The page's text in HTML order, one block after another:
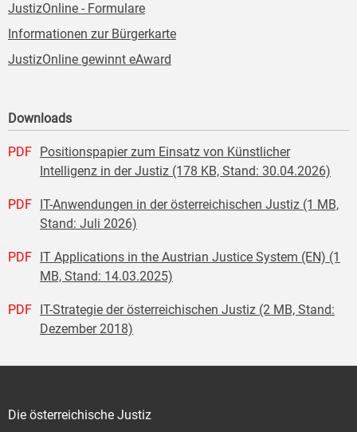
JustizOnline - Formulare
Informationen zur Bürgerkarte
JustizOnline gewinnt eAward
Downloads
PDF
Positionspapier zum Einsatz von Künstlicher
Intelligenz in der Justiz (178 KB, Stand: 30.04.2026)
PDF
IT-Anwendungen in der österreichischen Justiz (1 MB,
Stand: Juli 2026)
PDF
IT Applications in the Austrian Justice System (EN) (1
MB, Stand: 14.03.2025)
PDF
IT-Strategie der österreichischen Justiz (2 MB, Stand:
Dezember 2018)
Die österreichische Justiz